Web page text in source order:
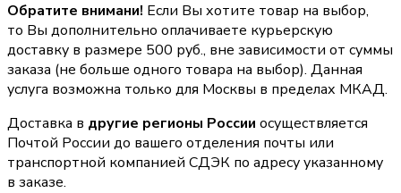
Обратите внимани! Если Вы хотите товар на выбор,
то Вы дополнительно оплачиваете курьерскую
доставку в размере 500 руб., вне зависимости от суммы
заказа (не больше одного товара на выбор). Данная
услуга возможна только для Москвы в пределах МКАД.
Доставка в другие регионы России осуществляется
Почтой России до вашего отделения почты или
транспортной компанией СДЭК по адресу указанному
в заказе.